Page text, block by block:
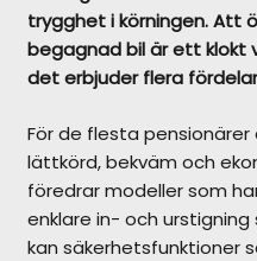
trygghet i körningen. Att
begagnad bil är ett klokt
det erbjuder flera
För de flesta
lättkörd, bekväm och
föredrar modeller som
enklare in- och
kan säkerhetsfunktioner